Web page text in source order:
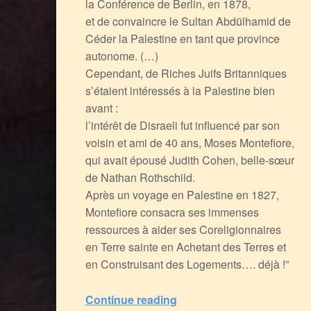
la Conférence de Berlin, en 1878,
et de convaincre le Sultan Abdülhamid de
Céder la Palestine en tant que province
autonome. (…)
Cependant, de Riches Juifs Britanniques
s’étaient intéressés à la Palestine bien
avant :
l’intérêt de Disraeli fut influencé par son
voisin et ami de 40 ans, Moses Montefiore,
qui avait épousé Judith Cohen, belle-sœur
de Nathan Rothschild.
Après un voyage en Palestine en 1827,
Montefiore consacra ses immenses
ressources à aider ses Coreligionnaires
en Terre sainte en Achetant des Terres et
en Construisant des Logements…. déjà !”
Continue reading